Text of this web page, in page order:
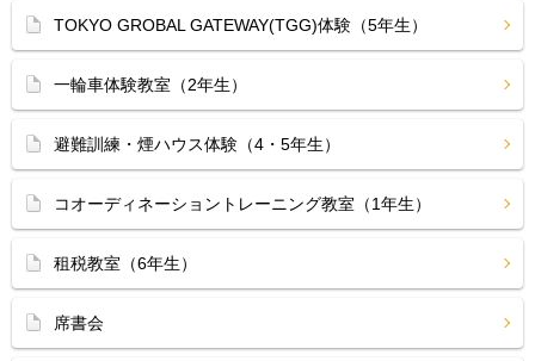
TOKYO GROBAL GATEWAY(TGG)体験（5年生）
一輪車体験教室（2年生）
避難訓練・煙ハウス体験（4・5年生）
コオーディネーショントレーニング教室（1年生）
租税教室（6年生）
席書会